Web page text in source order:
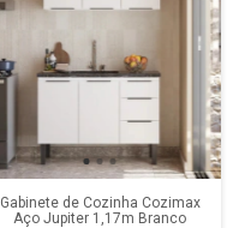
Gabinete de Cozinha Cozimax
Aço Jupiter 1,17m Branco